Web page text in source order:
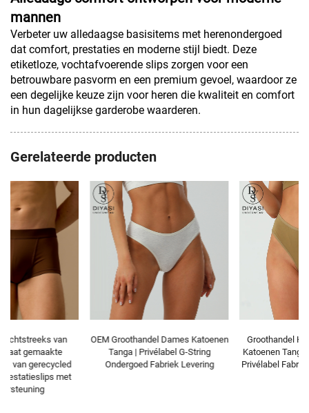
mannen
Verbeter uw alledaagse basisitems met herenondergoed
dat comfort, prestaties en moderne stijl biedt. Deze
etiketloze, vochtafvoerende slips zorgen voor een
betrouwbare pasvorm en een premium gevoel, waardoor ze
een degelijke keuze zijn voor heren die kwaliteit en comfort
in hun dagelijkse garderobe waarderen.
Gerelateerde producten
OEM Groothandel Dames Katoenen
Tanga | Privélabel G-String
Ondergoed Fabriek Levering
Groothandel Hoge Taille Dames
Katoenen Tanga-ondergoed | OEM
Privélabel Fabriek Direct Leverbaar